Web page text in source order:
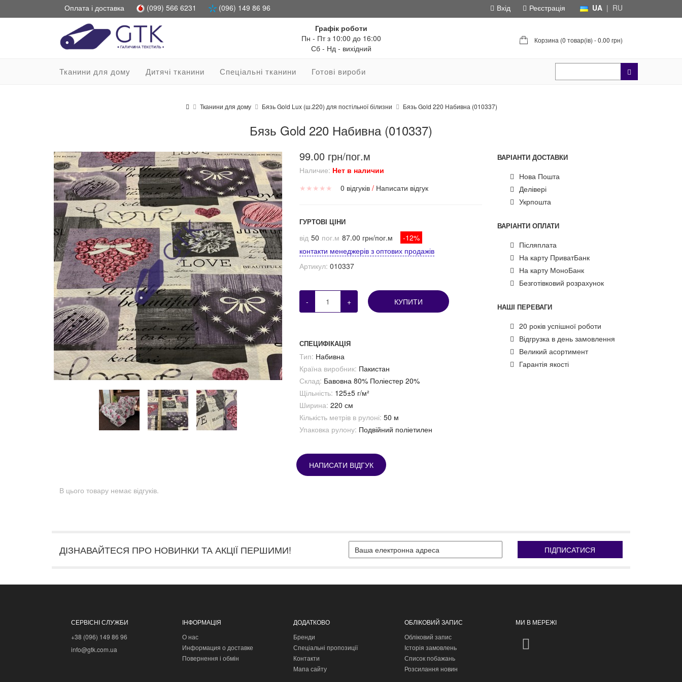
Оплата і доставка (099) 566 6231 (096) 149 86 96 UA | RU
Вхід
Реєстрація
Графік роботи
Пн - Пт з 10:00 до 16:00
Сб - Нд - вихідний
Корзина (0 товар(ів) - 0.00 грн)
Тканини для дому Дитячі тканини Спеціальні тканини Готові вироби
Тканини для дому Бязь Gold Lux (ш.220) для постільної білизни Бязь Gold 220 Набивна (010337)
Бязь Gold 220 Набивна (010337)
99.00 грн/пог.м
Наличие: Нет в наличии
★ ★ ★ ★ ★ 0 відгуків/ Написати відгук
ГУРТОВІ ЦІНИ
від 50 пог.м 87.00 грн/пог.м
-12%
контакти менеджерів з оптових продажів
Артикул: 010337
- + КУПИТИ
СПЕЦИФІКАЦІЯ
Тип: Набивна
Країна виробник: Пакистан
Склад: Бавовна 80% Поліестер 20%
Щільність: 125±5 г/м²
Ширина: 220 см
Кількість метрів в рулоні: 50 м
Упаковка рулону: Подвійний поліетилен
ВАРІАНТИ ДОСТАВКИ
Нова Пошта
Делівері
Укрпошта
ВАРІАНТИ ОПЛАТИ
Післяплата
На карту ПриватБанк
На карту МоноБанк
Безготівковий розрахунок
НАШІ ПЕРЕВАГИ
20 років успішної роботи
Відгрузка в день замовлення
Великий асортимент
Гарантія якості
НАПИСАТИ ВІДГУК
В цього товару немає відгуків.
ДІЗНАВАЙТЕСЯ ПРО НОВИНКИ ТА АКЦІЇ ПЕРШИМИ! ПІДПИСАТИСЯ
СЕРВІСНІ СЛУЖБИ
+38 (096) 149 86 96
info@gtk.com.ua
ІНФОРМАЦІЯ
О нас
Информация о доставке
Повернення і обмін
ДОДАТКОВО
Бренди
Спеціальні пропозиції
Контакти
Мапа сайту
ОБЛІКОВИЙ ЗАПИС
Обліковий запис
Історія замовлень
Список побажань
Розсилання новин
МИ В МЕРЕЖІ